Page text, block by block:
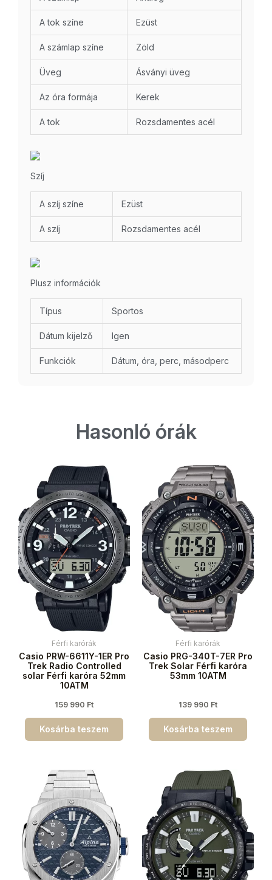
A tok színe Ezüst
A számlap színe Zöld
Üveg Ásványi üveg
Az óra formája Kerek
A tok Rozsdamentes acél
Szíj
A szíj színe Ezüst
A szíj Rozsdamentes acél
Plusz információk
Típus Sportos
Dátum kijelző Igen
Funkciók Dátum, óra, perc, másodperc
Hasonló órák
Férfi karórák
Casio PRW-6611Y-1ER Pro
Trek Radio Controlled
solar Férfi karóra 52mm
10ATM
159 990 Ft
Kosárba teszem
Férfi karórák
Casio PRG-340T-7ER Pro
Trek Solar Férfi karóra
53mm 10ATM
139 990 Ft
Kosárba teszem